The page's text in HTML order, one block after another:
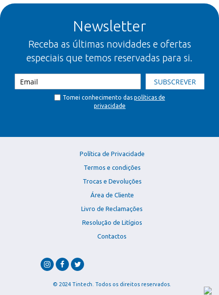
Newsletter
Receba as últimas novidades e ofertas
especiais que temos reservadas para si.
SUBSCREVER
Tomei conhecimento das políticas de
privacidade
Política de Privacidade
Termos e condições
Trocas e Devoluções
Área de Cliente
Livro de Reclamações
Resolução de Litígios
Contactos
© 2024 Tintech. Todos os direitos reservados.